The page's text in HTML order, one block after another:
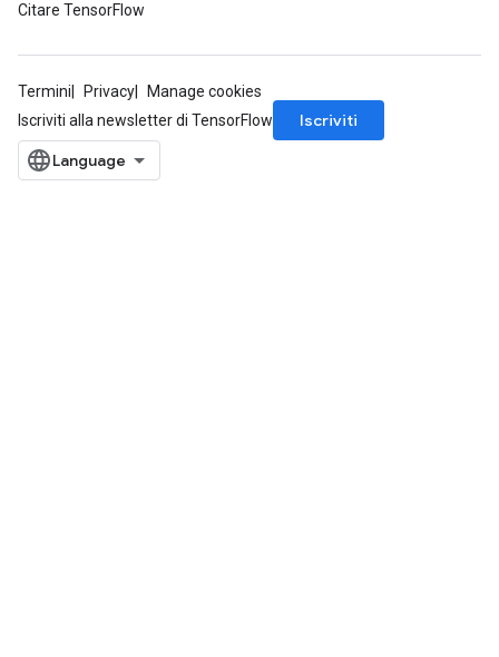
Citare TensorFlow
Termini Privacy
Manage cookies
Iscriviti alla newsletter di TensorFlow
Iscriviti